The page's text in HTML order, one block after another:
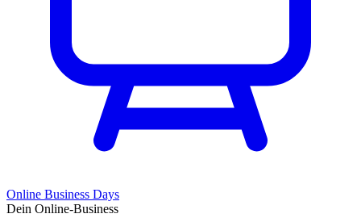
Online Business Days
Dein Online-Business